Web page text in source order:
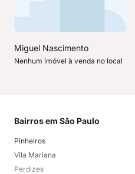
Miguel Nascimento
Nenhum imóvel à venda no local
Bairros em São Paulo
Pinheiros
Vila Mariana
Perdizes